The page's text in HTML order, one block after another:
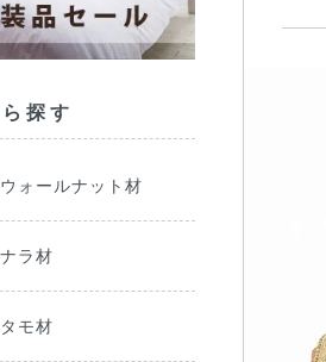
探す
ウォールナット材
ナラ材
タモ材